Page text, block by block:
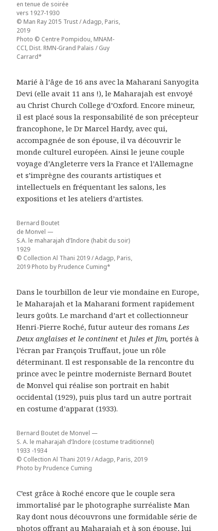
en tenue de soirée
vers 1927-1930
© Man Ray 2015 Trust / Adagp, Paris,
2019
Photo © Centre Pompidou, MNAM-
CCI, Dist. RMN-Grand Palais / Guy
Carrard*
Marié à l’âge de 16 ans avec la Maharani Sanyogita
Devi (elle avait 11 ans !), le Maharajah est envoyé
au Christ Church College d’Oxford. Encore mineur,
il est placé sous la responsabilité de son précepteur
francophone, le Dr Marcel Hardy, avec qui,
accompagnée de son épouse, il va découvrir le
monde culturel européen. Ainsi le jeune couple
voyage d’Angleterre vers la France et l’Allemagne
et s’imprègne des courants artistiques et
intellectuels en fréquentant les salons, les
expositions et les ateliers d’artistes.
Bernard Boutet
de Monvel —
S.A. le maharajah d’Indore (habit du soir)
1929
© Collection Al Thani 2019 / Adagp, Paris,
2019 Photo by Prudence Cuming*
Dans le tourbillon de leur vie mondaine en Europe,
le Maharajah et la Maharani forment rapidement
leurs goûts. Le marchand d’art et collectionneur
Henri-Pierre Roché, futur auteur des romans Les
Deux anglaises et le continentet Jules et Jim,portés à
l’écran par François Truffaut, joue un rôle
déterminant. Il est responsable de la rencontre du
prince avec le peintre moderniste Bernard Boutet
de Monvel qui réalise son portrait en habit
occidental (1929), puis plus tard un autre portrait
en costume d’apparat (1933).
Bernard Boutet de Monvel —
S. A. le maharajah d’Indore (costume traditionnel)
1933 -1934
© Collection Al Thani 2019 / Adagp, Paris, 2019
Photo by Prudence Cuming
C’est grâce à Roché encore que le couple sera
immortalisé par le photographe surréaliste Man
Ray dont nous découvrons une formidable série de
photos offrant au Maharajah et à son épouse, lui